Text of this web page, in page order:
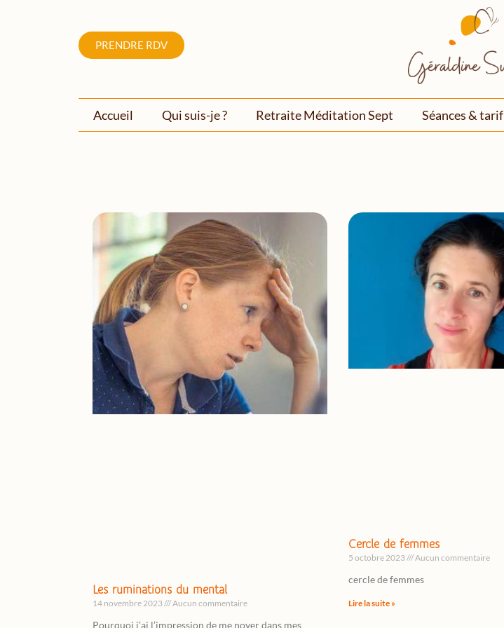
PRENDRE RDV
Accueil Qui suis-je ? Retraite Méditation Sept Séances & tarif
Les ruminations du mental
14 novembre 2023 Aucun commentaire
Pourquoi j’ai l’impression de me noyer dans mes
Cercle de femmes
5 octobre 2023 Aucun commentaire
cercle de femmes
Lire la suite »